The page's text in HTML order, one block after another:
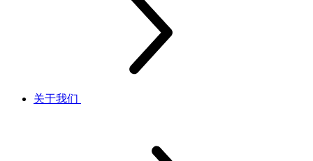
关于我们